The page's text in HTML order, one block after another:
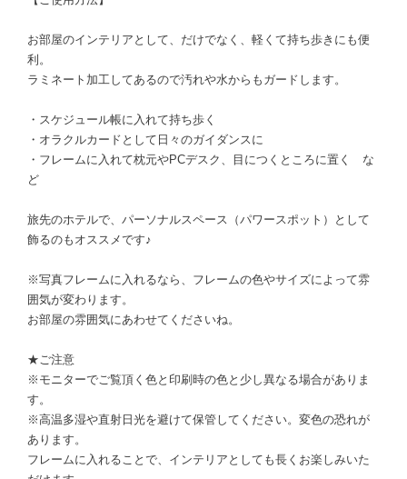
お部屋のインテリアとして、だけでなく、軽くて持ち歩きにも便
利。
ラミネート加工してあるので汚れや水からもガードします。
・スケジュール帳に入れて持ち歩く
・オラクルカードとして日々のガイダンスに
・フレームに入れて枕元やPCデスク、目につくところに置く な
ど
旅先のホテルで、パーソナルスペース（パワースポット）として
飾るのもオススメです♪
※写真フレームに入れるなら、フレームの色やサイズによって雰
囲気が変わります。
お部屋の雰囲気にあわせてくださいね。
★ご注意
※モニターでご覧頂く色と印刷時の色と少し異なる場合がありま
す。
※高温多湿や直射日光を避けて保管してください。変色の恐れが
あります。
フレームに入れることで、インテリアとしても長くお楽しみいた